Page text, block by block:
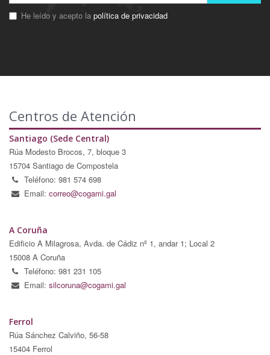
He leído y acepto la política de privacidad
Centros de Atención
Santiago (Sede Central)
Rúa Modesto Brocos, 7, bloque 3
15704 Santiago de Compostela
Teléfono: 981 574 698
Email: correo@cogami.gal
A Coruña
Edificio A Milagrosa, Avda. de Cádiz nº 1, andar 1; Local 2
15008 A Coruña
Teléfono: 981 231 105
Email: silcoruna@cogami.gal
Ferrol
Rúa Sánchez Calviño, 56-58
15404 Ferrol